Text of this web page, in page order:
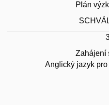
Plán
Zahájení
Anglický jazyk